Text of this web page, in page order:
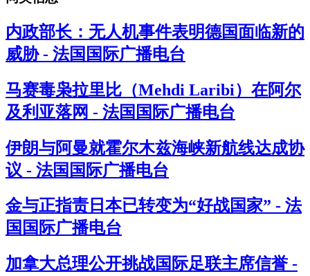
内政部长：无人机事件表明德国面临新的
威胁 - 法国国际广播电台
马赛毒枭拉里比（Mehdi Laribi）在阿尔
及利亚落网 - 法国国际广播电台
伊朗与阿曼就霍尔木兹海峡新航线达成协
议 - 法国国际广播电台
金与正指责日本已转变为“好战国家” - 法
国国际广播电台
加拿大总理公开挑战国际足联主席信誉 -